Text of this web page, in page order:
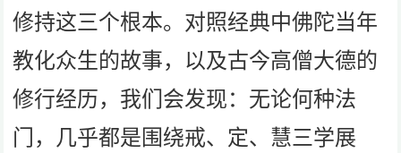
修持这三个根本。对照经典中佛陀当年
教化众生的故事，以及古今高僧大德的
修行经历，我们会发现：无论何种法
门，几乎都是围绕戒、定、慧三学展